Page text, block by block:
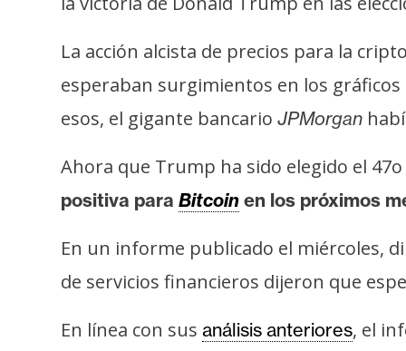
e
r
e
n
a
e
m
s
La acción alcista de precios para la
esperaban surgimientos en los
esos, el gigante bancario JPMorgan
Ahora que Trump ha sido elegido el
positiva para Bitcoin en los próximos
En un informe publicado el miércoles,
de servicios financieros dijeron que
En línea con sus análisis anteriores, el